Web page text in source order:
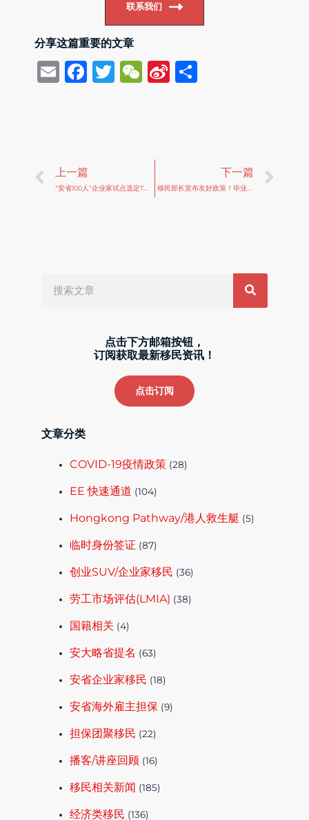
联系我们
分享这篇重要的文章
EmailFacebook
Twitter
WeChat
Sina
上一篇
“安省100人”企业家试点选定TBDC为项目合作方
下一篇
移民部长宣布友好政策！毕业工签再再再延长！EE即将重新开放 ！
点击下方邮箱按钮，
订阅获取最新移民资讯！
点击订阅
文章分类
COVID-19疫情政策 (28)
EE 快速通道 (104)
Hongkong Pathway/港人救生艇 (5)
临时身份签证 (87)
创业SUV/企业家移民 (36)
劳工市场评估(LMIA) (38)
国籍相关 (4)
安大略省提名 (63)
安省企业家移民 (18)
安省海外雇主担保 (9)
担保团聚移民 (22)
播客/讲座回顾 (16)
移民相关新闻 (185)
经济类移民 (136)